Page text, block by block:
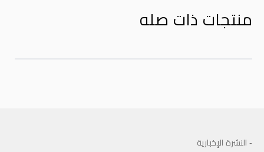
منتجات ذات صله
- النشرة الإخبارية